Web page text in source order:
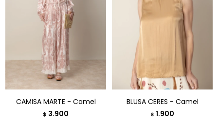
CAMISA MARTE - Camel
$ 3.900
BLUSA CERES - Camel
$ 1.900